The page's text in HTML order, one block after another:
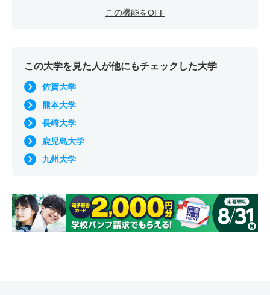
この機能をOFF
この大学を見た人が他にもチェックした大学
佐賀大学
熊本大学
長崎大学
鹿児島大学
九州大学